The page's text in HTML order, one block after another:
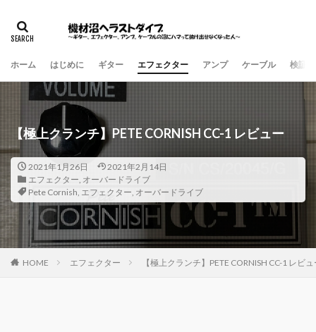
ホーム はじめに ギター エフェクター アンプ ケーブル 検証
【極上クランチ】PETE CORNISH CC-1 レビュー
2021年1月26日
2021年2月14日
エフェクター, オーバードライブ
Pete Cornish, エフェクター, オーバードライブ
HOME エフェクター 【極上クランチ】PETE CORNISH CC-1 レビ